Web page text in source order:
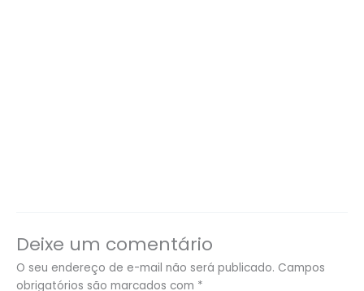
Deixe um comentário
O seu endereço de e-mail não será publicado. Campos
obrigatórios são marcados com *